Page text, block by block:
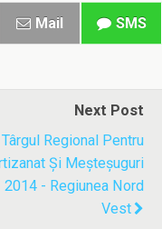
Mail SMS
Next Post
Târgul Regional Pentru
Şi Meşteşuguri
2014 - Regiunea Nord
Vest